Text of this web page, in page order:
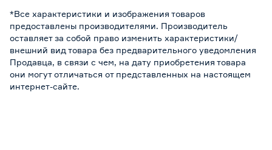
*Все характеристики и изображения товаров
предоставлены производителями. Производитель
оставляет за собой право изменить характеристики/
внешний вид товара без предварительного уведомления
Продавца, в связи с чем, на дату приобретения товара
они могут отличаться от представленных на настоящем
интернет-сайте.